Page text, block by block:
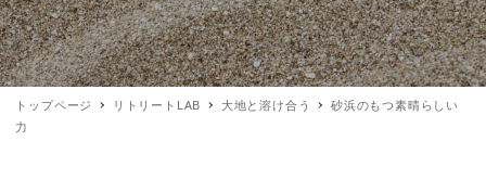
トップページ リトリートLAB 大地と溶け合う
砂浜のもつ素晴らしい
力